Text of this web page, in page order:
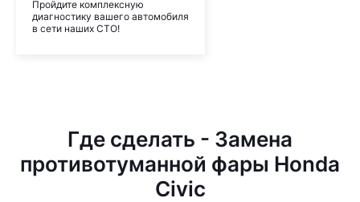
Пройдите комплексную
диагностику вашего автомобиля
в сети наших СТО!
Где сделать - Замена
противотуманной фары Honda
Civic